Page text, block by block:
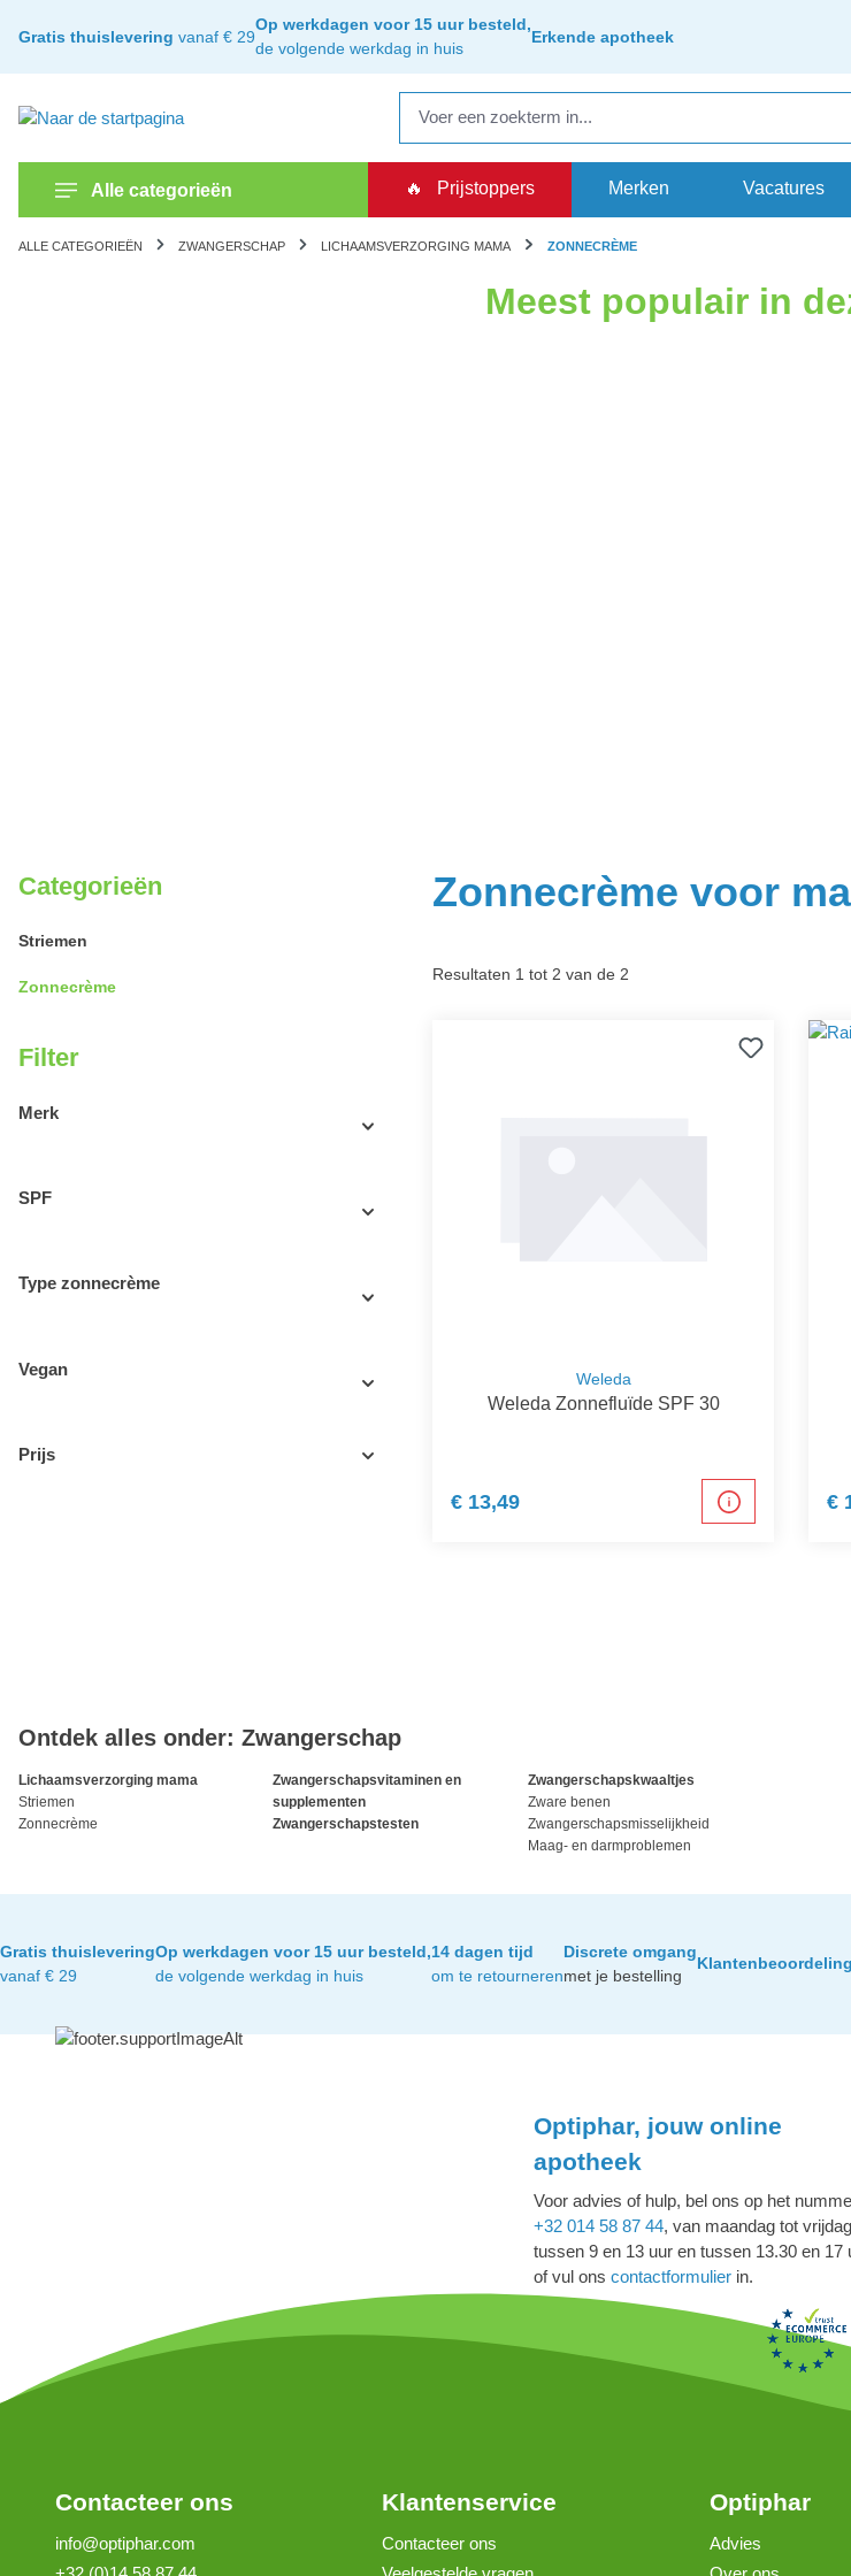
Ga naar de hoofdnavigatie
Gratis thuislevering vanaf € 29
Op werkdagen voor 15 uur besteld,
de volgende werkdag in huis
Erkende apotheek
Alle categorieën 🔥 Prijstoppers Merken Vacatures
ALLE CATEGORIEËN ZWANGERSCHAP LICHAAMSVERZORGING MAMA ZONNECRÈME
Meest populair in
Categorieën
Striemen
Zonnecrème
Filter
Merk
SPF
Type zonnecrème
Vegan
Prijs
Zonnecrème voor
Resultaten 1 tot 2 van de 2
Weleda
Weleda Zonnefluïde SPF 30
€ 13,49 €
Ontdek alles onder: Zwangerschap
Lichaamsverzorging mama
Striemen
Zonnecrème
Zwangerschapsvitaminen en
supplementen
Zwangerschapstesten
Zwangerschapskwaaltjes
Zware benen
Zwangerschapsmisselijkheid
Maag- en darmproblemen
Gratis thuislevering
vanaf € 29
Op werkdagen voor 15 uur besteld,
de volgende werkdag in huis
14 dagen tijd
om te retourneren
Discrete omgang
met je bestelling
Optiphar, jouw online
apotheek
Voor advies of hulp, bel ons op het
+32 014 58 87 44, van maandag tot vrijdag
tussen 9 en 13 uur en tussen 13.30 en 17
of vul ons contactformulier in.
Contacteer ons
info@optiphar.com
Klantenservice
Contacteer ons
Optiphar
Advies